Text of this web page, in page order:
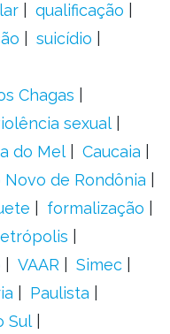
qualificação
suicídio
Chagas
sexual
do Mel
Caucaia
Novo de Rondônia
formalização
VAAR
Simec
Paulista
Sul